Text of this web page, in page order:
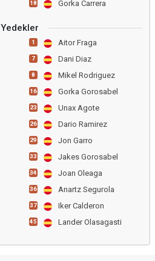
18 Gorka Carrera
Yedekler
1 Aitor Fraga
7 Dani Diaz
8 Mikel Rodriguez
16 Gorka Gorosabel
23 Unax Agote
26 Dario Ramirez
29 Jon Garro
33 Jakes Gorosabel
34 Joan Oleaga
36 Anartz Segurola
37 Iker Calderon
45 Lander Olasagasti